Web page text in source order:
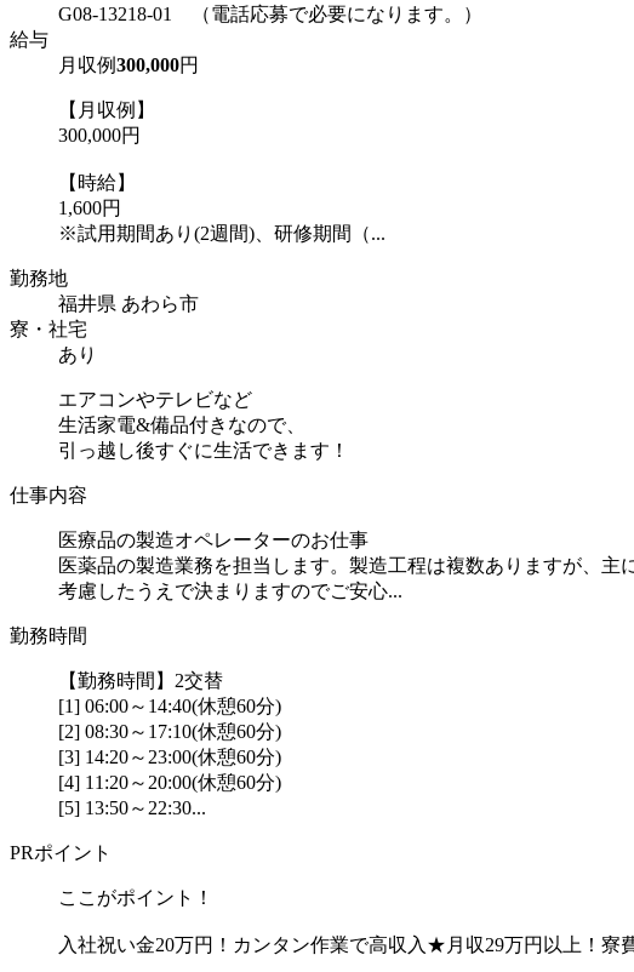
G08-13218-01 （電話応募で必要になります。）
給与
月収例300,000円
【月収例】
300,000円
【時給】
1,600円
※試用期間あり(2週間)、研修期間（...
勤務地
福井県 あわら市
寮・社宅
あり
エアコンやテレビなど
生活家電&備品付きなので、
引っ越し後すぐに生活できます！
仕事内容
医療品の製造オペレーターのお仕事
医薬品の製造業務を担当します。製造工程は複数ありますが、
考慮したうえで決まりますのでご安心...
勤務時間
【勤務時間】2交替
[1] 06:00～14:40(休憩60分)
[2] 08:30～17:10(休憩60分)
[3] 14:20～23:00(休憩60分)
[4] 11:20～20:00(休憩60分)
[5] 13:50～22:30...
PRポイント
ここがポイント！
入社祝い金20万円！カンタン作業で高収入★月収29万円以上！寮